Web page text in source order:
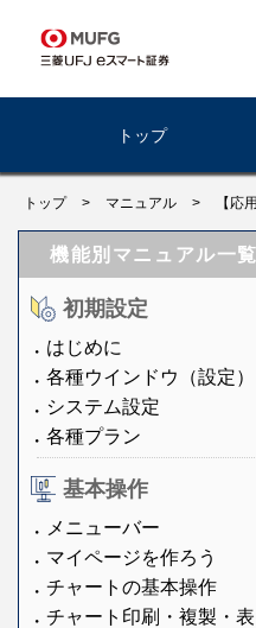
トップ
トップ > マニュアル > 【応
機能別マニュアル一覧
初期設定
はじめに
各種ウインドウ（設定）
システム設定
各種プラン
基本操作
メニューバー
マイページを作ろう
チャートの基本操作
チャート印刷・複製・表